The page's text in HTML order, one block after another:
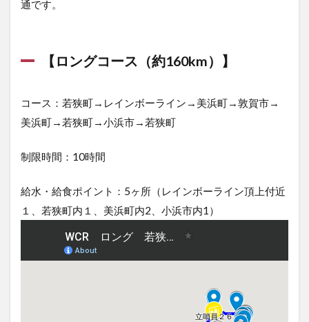
通です。
【ロングコース（約160km）】
コース：若狭町→レインボーライン→美浜町→敦賀市→
美浜町→若狭町→小浜市→若狭町
制限時間：10時間
給水・給食ポイント：5ヶ所（レインボーライン頂上付近
１、若狭町内１、美浜町内2、小浜市内1）